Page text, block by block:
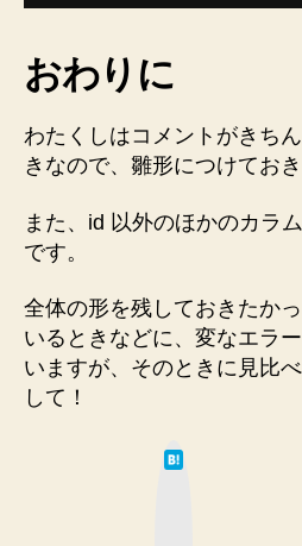
おわりに
わたくしはコメントがきち
きなので、雛形につけておき
また、id 以外のほかのカラ
です。
全体の形を残しておきたか
いるときなどに、変なエラ
いますが、そのときに見比
して！